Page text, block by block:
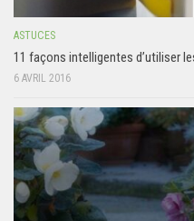
ASTUCES
11 façons intelligentes d’utiliser
6 AVRIL 2016